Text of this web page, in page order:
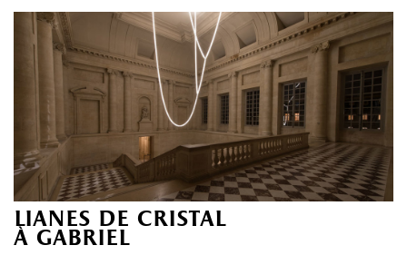
PORTFOLIOS
HISTOIRE(S)
LES +
ABONNEMENT GRATUIT AU MAGAZINE
lianes de cristal
à gabriel